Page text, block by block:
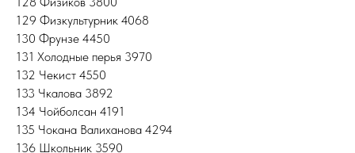
129 Физкультурник 4068
130 Фрунзе 4450
131 Холодные перья 3970
132 Чекист 4550
133 Чкалова 3892
134 Чойболсан 4191
135 Чокана Валиханова 4294
136 Школьник 3590